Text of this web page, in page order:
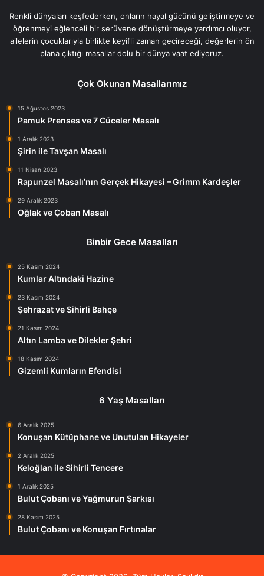
Renkli dünyaları keşfederken, onların hayal gücünü geliştirmeye ve
öğrenmeyi eğlenceli bir serüvene dönüştürmeye yardımcı oluyor,
ailelerin çocuklarıyla birlikte keyifli zaman geçireceği, değerlerin ön
plana çıktığı masallar dolu bir dünya vaat ediyoruz.
Çok Okunan Masallarımız
15 Ağustos 2023
Pamuk Prenses ve 7 Cüceler Masalı
1 Aralık 2023
Şirin ile Tavşan Masalı
11 Nisan 2023
Rapunzel Masalı’nın Gerçek Hikayesi – Grimm Kardeşler
29 Aralık 2023
Oğlak ve Çoban Masalı
Binbir Gece Masalları
25 Kasım 2024
Kumlar Altındaki Hazine
23 Kasım 2024
Şehrazat ve Sihirli Bahçe
21 Kasım 2024
Altın Lamba ve Dilekler Şehri
18 Kasım 2024
Gizemli Kumların Efendisi
6 Yaş Masalları
6 Aralık 2025
Konuşan Kütüphane ve Unutulan Hikayeler
2 Aralık 2025
Keloğlan ile Sihirli Tencere
1 Aralık 2025
Bulut Çobanı ve Yağmurun Şarkısı
28 Kasım 2025
Bulut Çobanı ve Konuşan Fırtınalar